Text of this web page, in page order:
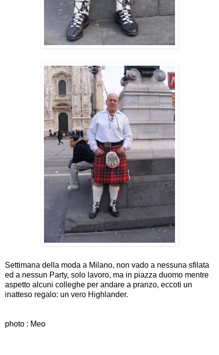
Settimana della moda a Milano, non vado a nessuna sfilata
ed a nessun Party, solo lavoro, ma in piazza duomo mentre
aspetto alcuni colleghe per andare a pranzo, eccoti un
inatteso regalo: un vero Highlander.
photo : Meo